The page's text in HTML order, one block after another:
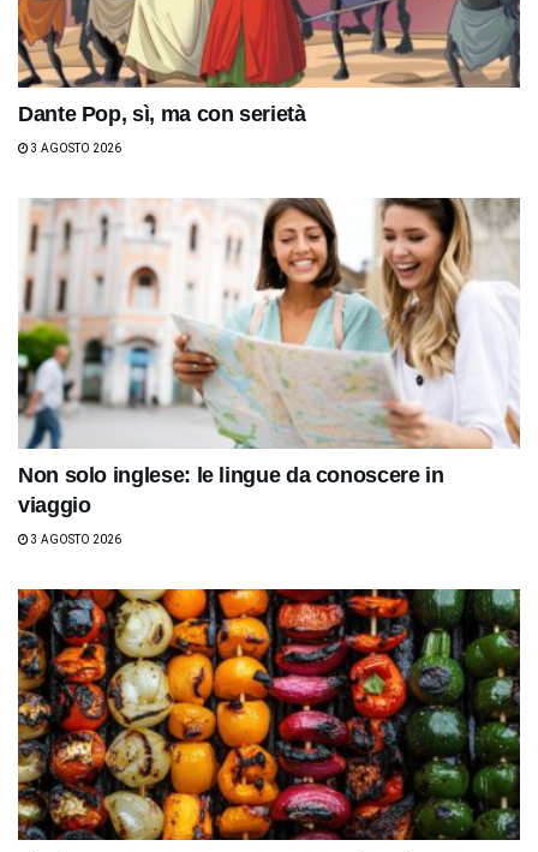
Dante Pop, sì, ma con serietà
3 AGOSTO 2026
Non solo inglese: le lingue da conoscere in
viaggio
3 AGOSTO 2026